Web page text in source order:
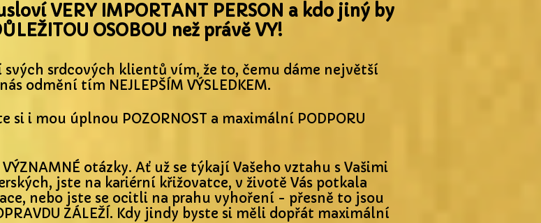
VERY IMPORTANT PERSON a kdo jiný by
OSOBOU než právě VY!
srdcových klientů vím, že to, čemu dáme největší
odmění tím NEJLEPŠÍM VÝSLEDKEM.
si i mou úplnou POZORNOST a maximální PODPORU
otázky. Ať už se týkají Vašeho vztahu s Vašimi
jste na kariérní křižovatce, v životě Vás potkala
nebo jste se ocitli na prahu vyhoření - přesně to jsou
ZÁLEŽÍ. Kdy jindy byste si měli dopřát maximální